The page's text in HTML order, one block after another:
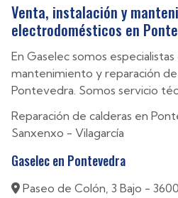
Venta, instalación y
electrodomésticos en
En Gaselec somos especialistas
mantenimiento y reparación
Pontevedra. Somos servicio
Reparación de calderas en
Sanxenxo - Vilagarcía
Gaselec en Pontevedra
Paseo de Colón, 3 Bajo -